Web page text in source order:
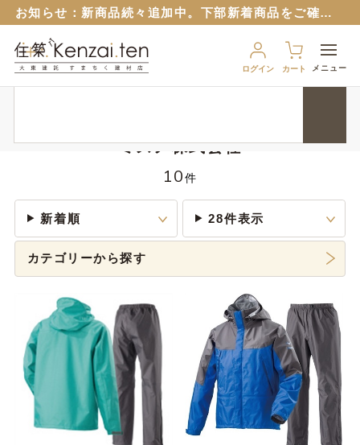
お知らせ： 新商品続々追加中。下部新着商品をご確認ください。
６月１２日からブルーシート販売再開！（８月から値上予定）
９月１７日から、匠ポインとすまちくポイントに連携できるようになりました。 詳細は以下のバナーをクリック！
ログイン カート メニュー
ミズノ株式会社
10件
新着順 28件表示
カテゴリーから探す